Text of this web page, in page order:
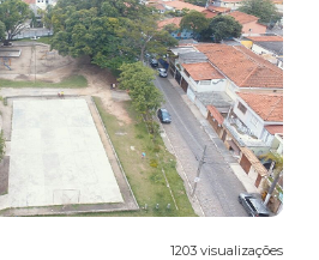
1203 visualizações